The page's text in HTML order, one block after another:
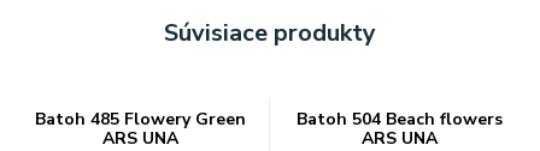
Súvisiace produkty
Batoh 485 Flowery Green
ARS UNA
Batoh 504 Beach flowers
ARS UNA